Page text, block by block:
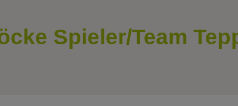
Spieler/Team